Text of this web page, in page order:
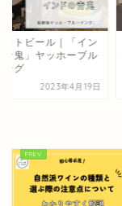
フトビール｜「イン
青鬼」ヤッホーブル
ング
2023年4月19日